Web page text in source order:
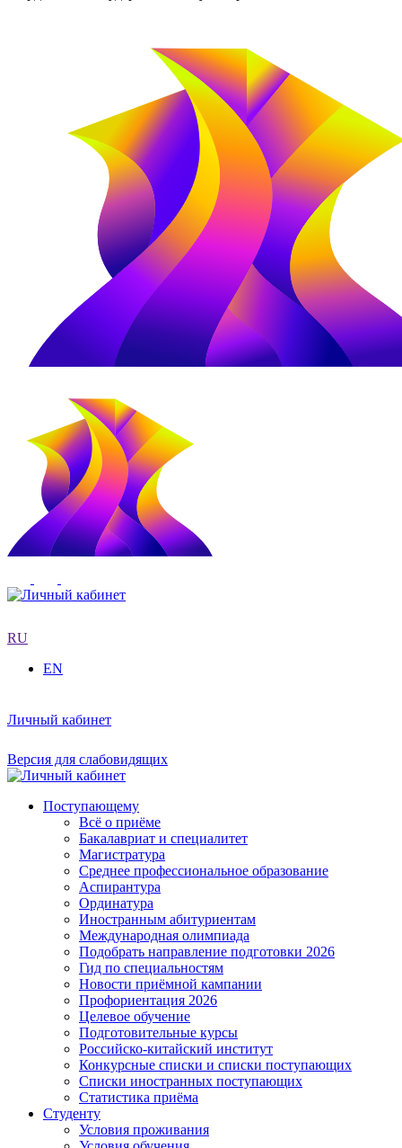
RU
EN
Личный кабинет
Версия для слабовидящих
Поступающему
Всё о приёме
Бакалавриат и специалитет
Магистратура
Среднее профессиональное образование
Аспирантура
Ординатура
Иностранным абитуриентам
Международная олимпиада
Подобрать направление подготовки 2026
Гид по специальностям
Новости приёмной кампании
Профориентация 2026
Целевое обучение
Подготовительные курсы
Российско-китайский институт
Конкурсные списки и списки поступающих
Списки иностранных поступающих
Статистика приёма
Студенту
Условия проживания